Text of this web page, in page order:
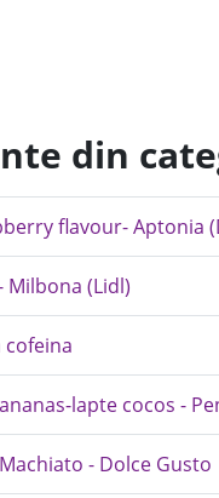
din
flavour- Aptonia
Milbona (Lidl)
cofeina
lapte cocos -
- Dolce Gusto